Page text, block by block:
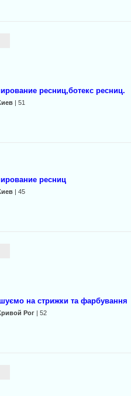
ресниц,ботекс ресниц.
| 51
ресниц
| 45
на стрижки та фарбування
Рог| 52